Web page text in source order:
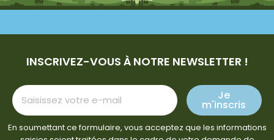
INSCRIVEZ-VOUS À NOTRE NEWSLETTER !
Je
m'inscris
En soumettant ce formulaire, vous acceptez que les informations